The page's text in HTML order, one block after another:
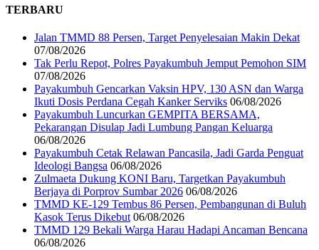
TERBARU
Jalan TMMD 88 Persen, Target Penyelesaian Makin Dekat
07/08/2026
Tak Perlu Repot, Polres Payakumbuh Jemput Pemohon SIM
07/08/2026
Payakumbuh Gencarkan Vaksin HPV, 130 ASN dan Warga
Ikuti Dosis Perdana Cegah Kanker Serviks 06/08/2026
Payakumbuh Luncurkan GEMPITA BERSAMA,
Pekarangan Disulap Jadi Lumbung Pangan Keluarga
06/08/2026
Payakumbuh Cetak Relawan Pancasila, Jadi Garda Penguat
Ideologi Bangsa 06/08/2026
Zulmaeta Dukung KONI Baru, Targetkan Payakumbuh
Berjaya di Porprov Sumbar 2026 06/08/2026
TMMD KE-129 Tembus 86 Persen, Pembangunan di Buluh
Kasok Terus Dikebut 06/08/2026
TMMD 129 Bekali Warga Harau Hadapi Ancaman Bencana
06/08/2026